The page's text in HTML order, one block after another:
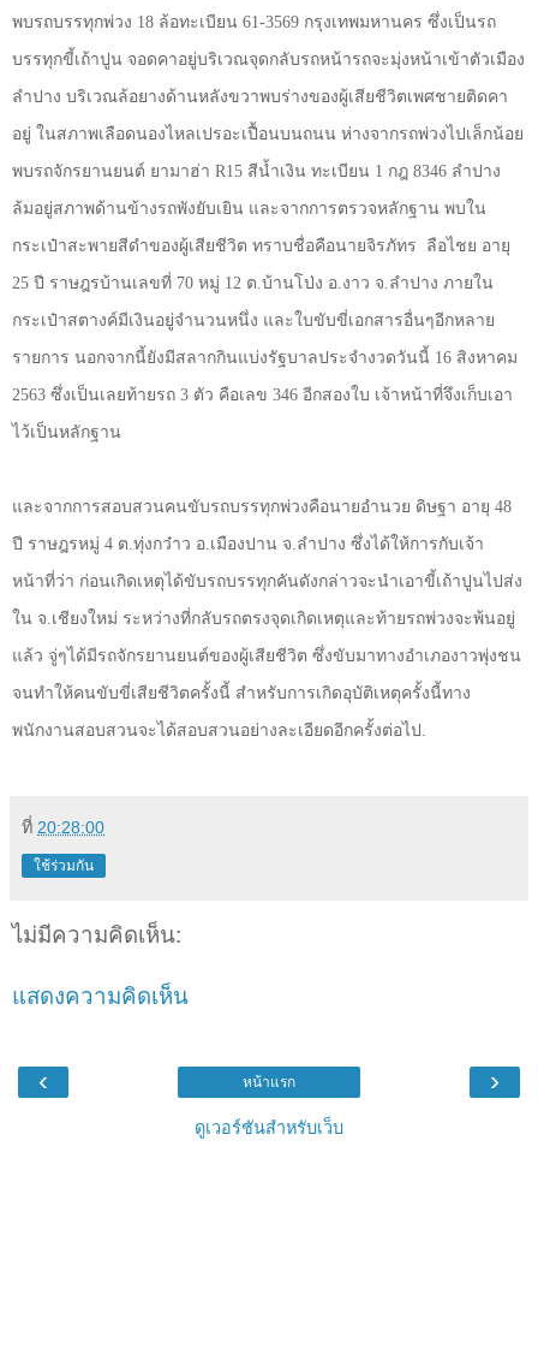
พบรถบรรทุกพ่วง 18 ล้อทะเบียน 61-3569 กรุงเทพมหานคร ซึ่งเป็นรถ
บรรทุกขี้เถ้าปูน จอดคาอยู่บริเวณจุดกลับรถหน้ารถจะมุ่งหน้าเข้าตัวเมือง
ลำปาง บริเวณล้อยางด้านหลังขวาพบร่างของผู้เสียชีวิตเพศชายติดคา
อยู่ ในสภาพเลือดนองไหลเปรอะเปื้อนบนถนน ห่างจากรถพ่วงไปเล็กน้อย
พบรถจักรยานยนต์ ยามาฮ่า R15 สีน้ำเงิน ทะเบียน 1 กฎ 8346 ลำปาง
ล้มอยู่สภาพด้านข้างรถพังยับเยิน และจากการตรวจหลักฐาน พบใน
กระเป๋าสะพายสีดำของผู้เสียชีวิต ทราบชื่อคือนายจิรภัทร ลือไชย อายุ
25 ปี ราษฎรบ้านเลขที่ 70 หมู่ 12 ต.บ้านโป่ง อ.งาว จ.ลำปาง ภายใน
กระเป๋าสตางค์มีเงินอยู่จำนวนหนึ่ง และใบขับขี่เอกสารอื่นๆอีกหลาย
รายการ นอกจากนี้ยังมีสลากกินแบ่งรัฐบาลประจำงวดวันนี้ 16 สิงหาคม
2563 ซึ่งเป็นเลยท้ายรถ 3 ตัว คือเลข 346 อีกสองใบ เจ้าหน้าที่จึงเก็บเอา
ไว้เป็นหลักฐาน
และจากการสอบสวนคนขับรถบรรทุกพ่วงคือนายอำนวย ดิษฐา อายุ 48
ปี ราษฎรหมู่ 4 ต.ทุ่งกว๋าว อ.เมืองปาน จ.ลำปาง ซึ่งได้ให้การกับเจ้า
หน้าที่ว่า ก่อนเกิดเหตุได้ขับรถบรรทุกคันดังกล่าวจะนำเอาขี้เถ้าปูนไปส่ง
ใน จ.เชียงใหม่ ระหว่างที่กลับรถตรงจุดเกิดเหตุและท้ายรถพ่วงจะพ้นอยู่
แล้ว จู่ๆได้มีรถจักรยานยนต์ของผู้เสียชีวิต ซึ่งขับมาทางอำเภองาวพุ่งชน
จนทำให้คนขับขี่เสียชีวิตครั้งนี้ สำหรับการเกิดอุบัติเหตุครั้งนี้ทาง
พนักงานสอบสวนจะได้สอบสวนอย่างละเอียดอีกครั้งต่อไป.
ที่ 20:28:00
ใช้ร่วมกัน
ไม่มีความคิดเห็น:
แสดงความคิดเห็น
‹ ›
หน้าแรก
ดูเวอร์ชันสำหรับเว็บ